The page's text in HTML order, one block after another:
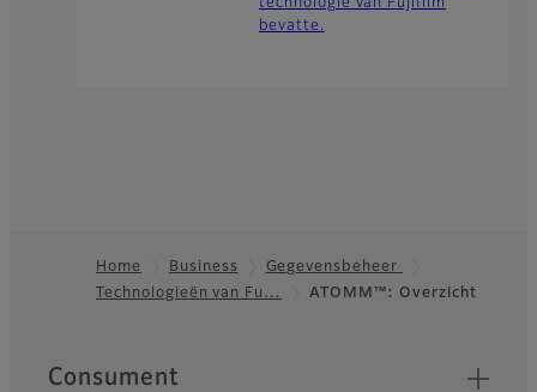
technologie van Fujifilm
bevatte.
Footer
Home Business
Gegevensbeheer
Technologieën van Fu…
ATOMM™: Overzicht
Quick Links
Consument